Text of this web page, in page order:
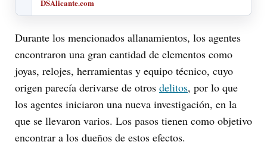
DSAlicante.com
Durante los mencionados allanamientos, los agentes
encontraron una gran cantidad de elementos como
joyas, relojes, herramientas y equipo técnico, cuyo
origen parecía derivarse de otros delitos, por lo que
los agentes iniciaron una nueva investigación, en la
que se llevaron varios. Los pasos tienen como objetivo
encontrar a los dueños de estos efectos.